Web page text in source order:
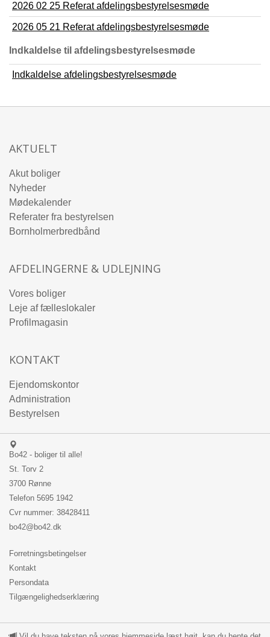
2026 02 25 Referat afdelingsbestyrelsesmøde
2026 05 21 Referat afdelingsbestyrelsesmøde
Indkaldelse til afdelingsbestyrelsesmøde
Indkaldelse afdelingsbestyrelsesmøde
AKTUELT
Akut boliger
Nyheder
Mødekalender
Referater fra bestyrelsen
Bornholmerbredbånd
AFDELINGERNE & UDLEJNING
Vores boliger
Leje af fælleslokaler
Profilmagasin
KONTAKT
Ejendomskontor
Administration
Bestyrelsen
Bo42 - boliger til alle!
St. Torv 2
3700 Rønne
Telefon 5695 1942
Cvr nummer: 38428411
bo42@bo42.dk
Forretningsbetingelser
Kontakt
Persondata
Tilgængelighedserklæring